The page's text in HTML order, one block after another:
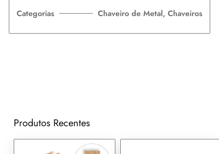
Categorias Chaveiro de Metal, Chaveiros
Produtos Recentes